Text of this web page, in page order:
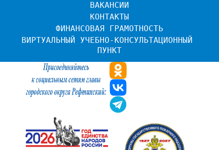
ВАКАНСИИ
КОНТАКТЫ
ФИНАНСОВАЯ ГРАМОТНОСТЬ
ВИРТУАЛЬНЫЙ УЧЕБНО-КОНСУЛЬТАЦИОННЫЙ
ПУНКТ